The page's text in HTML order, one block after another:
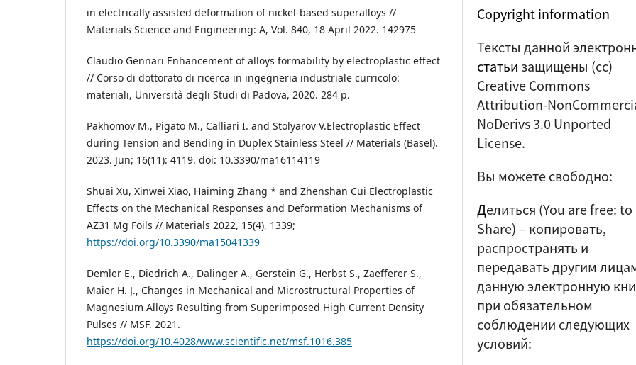
in electrically assisted deformation of nickel-based superalloys //
Materials Science and Engineering: A, Vol. 840, 18 April 2022. 142975
Claudio Gennari Enhancement of alloys formability by electroplastic effect
// Corso di dottorato di ricerca in ingegneria industriale curricolo:
materiali, Università degli Studi di Padova, 2020. 284 p.
Pakhomov M., Pigato M., Calliari I. and Stolyarov V.Electroplastic Effect
during Tension and Bending in Duplex Stainless Steel // Materials (Basel).
2023. Jun; 16(11): 4119. doi: 10.3390/ma16114119
Shuai Xu, Xinwei Xiao, Haiming Zhang * and Zhenshan Cui Electroplastic
Effects on the Mechanical Responses and Deformation Mechanisms of
AZ31 Mg Foils // Materials 2022, 15(4), 1339;
https://doi.org/10.3390/ma15041339
Demler E., Diedrich A., Dalinger A., Gerstein G., Herbst S., Zaefferer S.,
Maier H. J., Changes in Mechanical and Microstructural Properties of
Magnesium Alloys Resulting from Superimposed High Current Density
Pulses // MSF. 2021.
https://doi.org/10.4028/www.scientific.net/msf.1016.385
Copyright information
Тексты данной
статьи защищены (cc)
Creative Commons
Attribution-
NoDerivs 3.0 Unported
License.
Вы можете свободно:
Делиться (You are free: to
Share) – копировать,
распространять и
передавать другим
данную электронную
при обязательном
соблюдении следующих
условий: